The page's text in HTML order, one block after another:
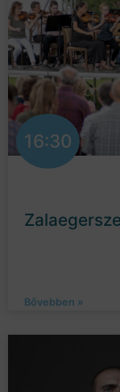
16:30
Bővebben »